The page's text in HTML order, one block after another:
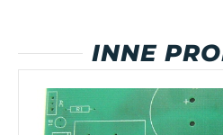
INNE